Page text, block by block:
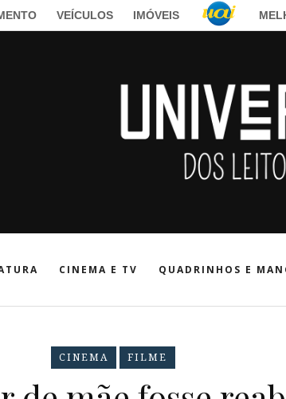
VEÍCULOS IMÓVEIS
CINEMA E TV QUADRINHOS E
CINEMA FILME